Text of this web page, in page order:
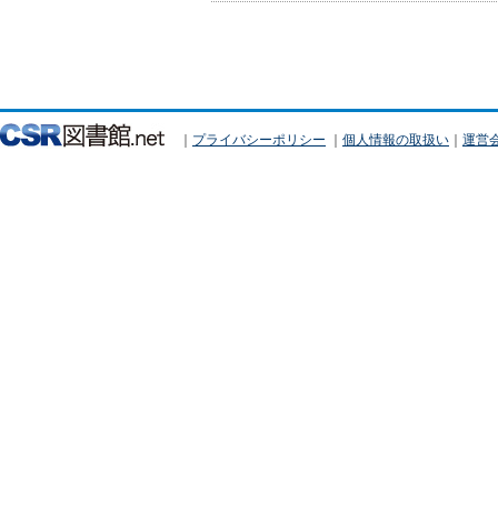
｜ プライバシーポリシー ｜ 個人情報の取扱い ｜ 運営